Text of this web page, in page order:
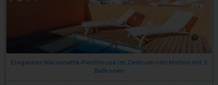
Elegantes Maisonette-Penthouse im Zentrum von Mahón mit 2
Balkonen